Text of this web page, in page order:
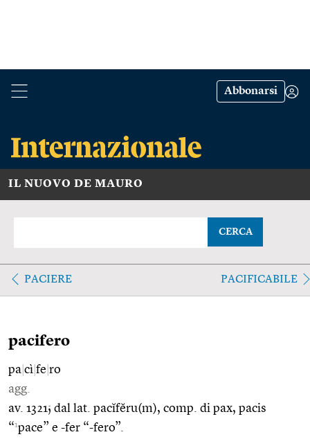
Abbonarsi
IL NUOVO DE MAURO
CERCA
PACIERE PACIFICABILE
pacifero
pa cì fe ro
agg.
av. 1321; dal lat. pacĭfĕru(m), comp. di pax, pacis
“1pace” e -fer “-fero”.